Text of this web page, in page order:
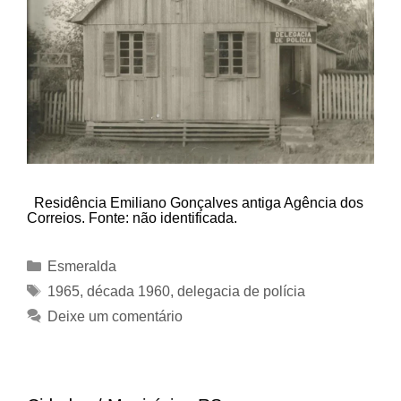
Residência Emiliano Gonçalves antiga Agência dos
Correios. Fonte: não identificada.
Categorias
Esmeralda
Tags
1965, década 1960, delegacia de polícia
Deixe um comentário